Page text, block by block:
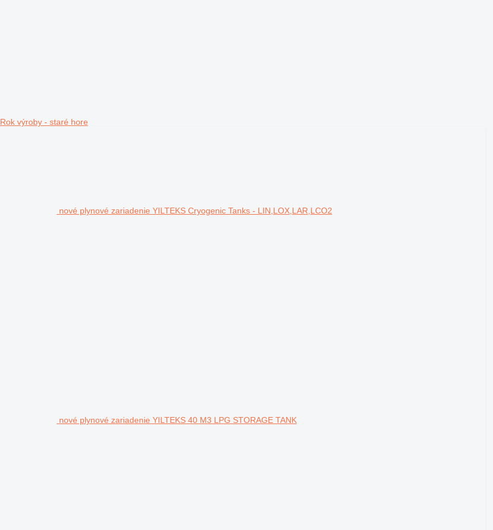
Rok výroby - staré hore
nové plynové zariadenie YILTEKS Cryogenic Tanks - LIN,LOX,LAR,LCO2
nové plynové zariadenie YILTEKS 40 M3 LPG STORAGE TANK